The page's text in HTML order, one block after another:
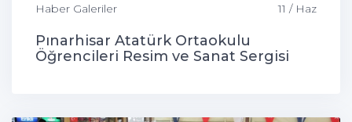
Haber Galeriler 11 / Haz
Pınarhisar Atatürk Ortaokulu
Öğrencileri Resim ve Sanat Sergisi